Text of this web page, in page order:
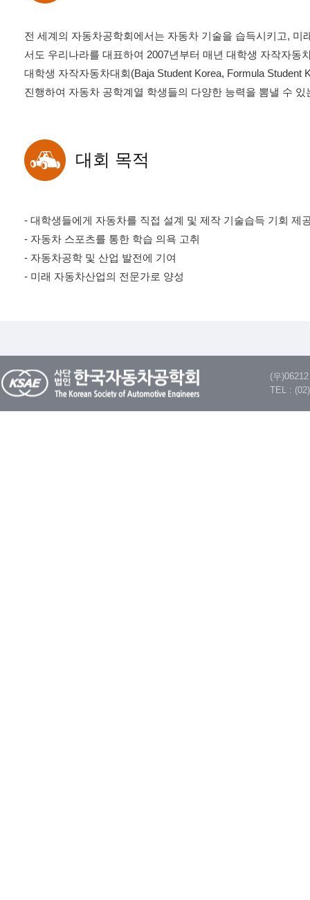
전 세계의 자동차공학회에서는 자동차 기술을 습득시키고,
서도 우리나라를 대표하여 2007년부터 매년 대학생 자작자
대학생 자작자동차대회(Baja Student Korea, Formula
진행하여 자동차 공학계열 학생들의 다양한 능력을 뽐낼 수
대회 목적
- 대학생들에게 자동차를 직접 설계 및 제작 기술습득 기회 제
- 자동차 스포츠를 통한 학습 의욕 고취
- 자동차공학 및 산업 발전에 기여
- 미래 자동차산업의 전문가로 양성
(우
TEL :